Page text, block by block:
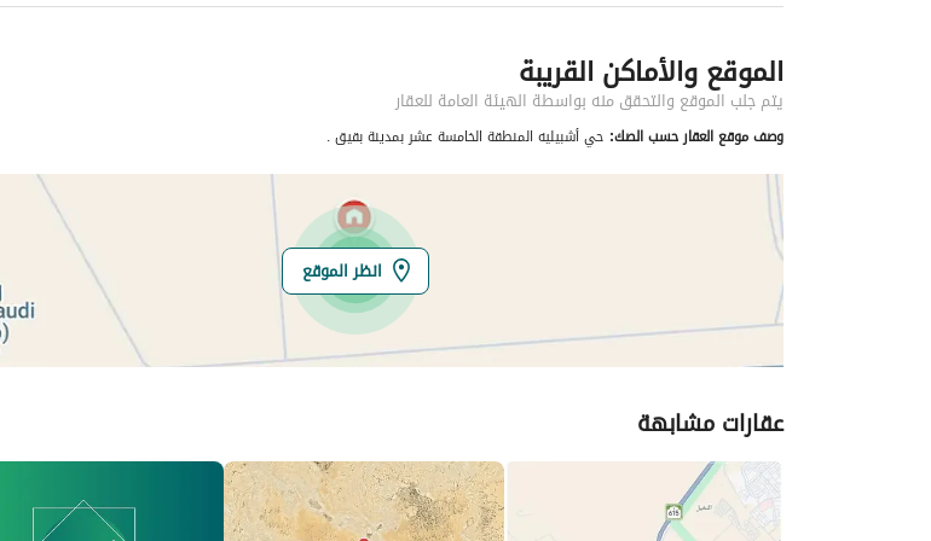
خدمات العقار
الياف ضوئية نعم
تفاصيل اضافية
عمر العقار
عرض الشارع
رقم المخطط
12 / 16
رقم صك الملكية
واجهة العقار
حدود واطوال العقار
هل يوجد اي التزام
على العقار ؟
مطابقة لكود البناء -
العقار مرهون
لا
العقار مقيد
الموقع والأماكن القريبة
يتم جلب الموقع والتحقق منه بواسطة الهيئة العامة للعقار
وصف موقع العقار حسب الصك: حي أشبيليه المنطقة الخامسة عشر بمدينة بقيق .
انظر الموقع
عقارات مشابهة